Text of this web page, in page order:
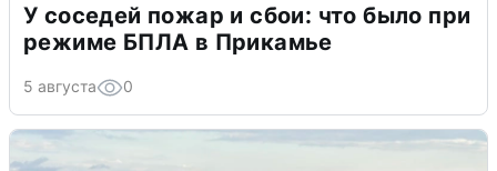
У соседей пожар и сбои: что было при
режиме БПЛА в Прикамье
5 августа 0